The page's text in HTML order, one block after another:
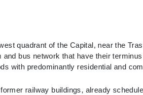
quadrant of the Capital, near the
bus network that have their
with predominantly residential and
railway buildings, already